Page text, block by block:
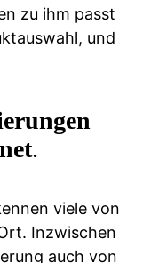
zu ihm passt
und
.
viele von
Inzwischen
auch von